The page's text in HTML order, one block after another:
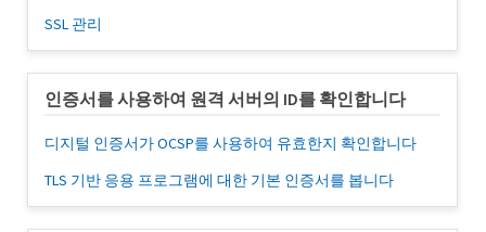
SSL 관리
인증서를 사용하여 원격 서버의 ID를 확인합니다
디지털 인증서가 OCSP를 사용하여 유효한지 확인합니다
TLS 기반 응용 프로그램에 대한 기본 인증서를 봅니다